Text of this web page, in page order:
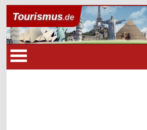
Tourismus.de